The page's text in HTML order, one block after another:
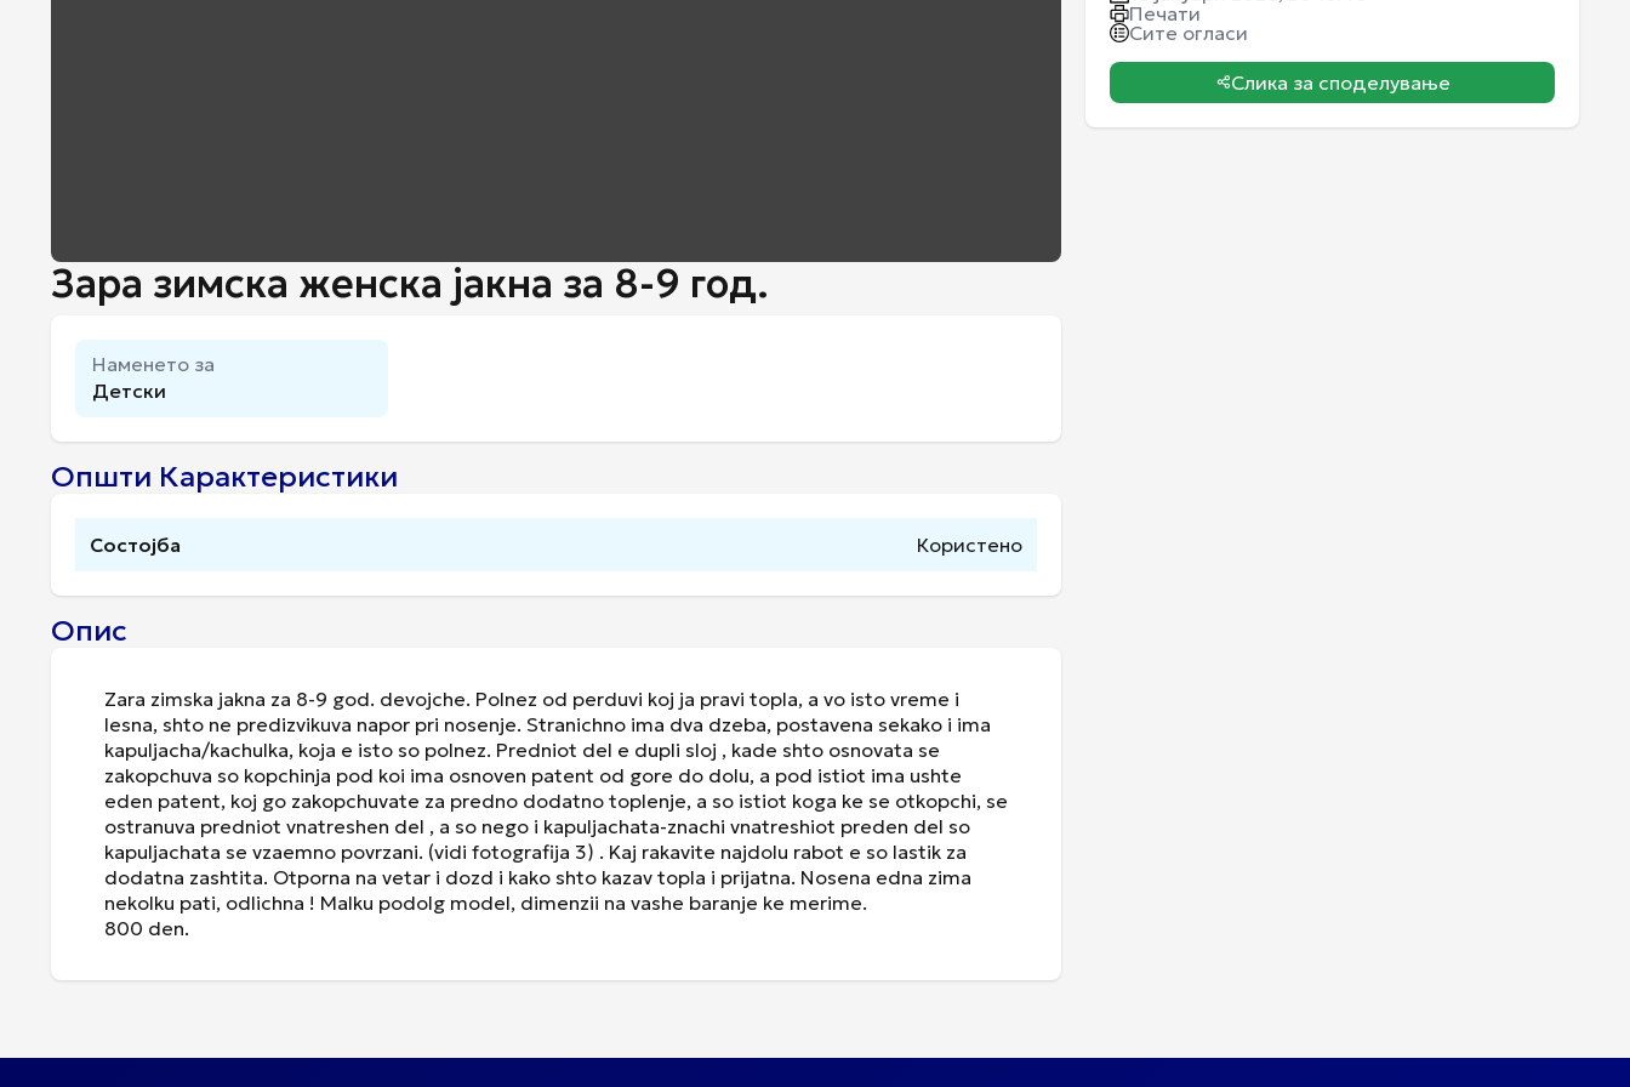
Зара зимска женска јакна за 8-9 год.
Наменето за
Детски
Општи Карактеристики
Состојба Користено
Опис
Zara zimska jakna za 8-9 god. devojche. Polnez od perduvi koj ja pravi topla, a vo isto vreme i
lesna, shto ne predizvikuva napor pri nosenje. Stranichno ima dva dzeba, postavena sekako i ima
kapuljacha/kachulka, koja e isto so polnez. Predniot del e dupli sloj , kade shto osnovata se
zakopchuva so kopchinja pod koi ima osnoven patent od gore do dolu, a pod istiot ima ushte
eden patent, koj go zakopchuvate za predno dodatno toplenje, a so istiot koga ke se otkopchi, se
ostranuva predniot vnatreshen del , a so nego i kapuljachata-znachi vnatreshiot preden del so
kapuljachata se vzaemno povrzani. (vidi fotografija 3) . Kaj rakavite najdolu rabot e so lastik za
dodatna zashtita. Otporna na vetar i dozd i kako shto kazav topla i prijatna. Nosena edna zima
nekolku pati, odlichna ! Malku podolg model, dimenzii na vashe baranje ke merime.
800 den.
Печати
Сите огласи
Слика за споделување